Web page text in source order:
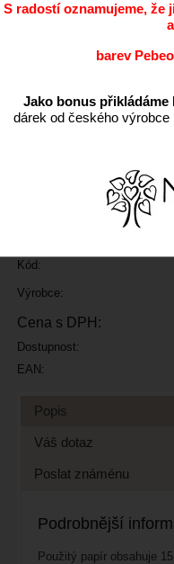
Kód:
Výrobce:
Cena s DPH:
Dostupnost:
EAN:
Popis
Váš dotaz
Poslat známénu
Podrobnější
Použitý papír obsahuje
S radostí oznamujeme, že
barev
Jako bonus přikládáme
dárek od českého